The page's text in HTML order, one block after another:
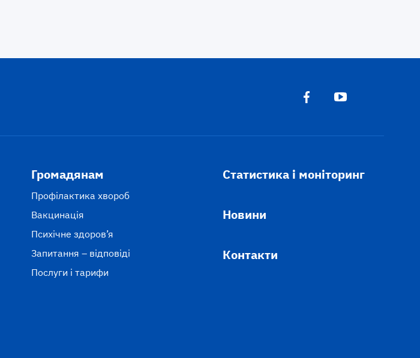
Громадянам
Профілактика хвороб
Вакцинація
Психічне здоров’я
Запитання – відповіді
Послуги і тарифи
Статистика і моніторинг
Новини
Контакти